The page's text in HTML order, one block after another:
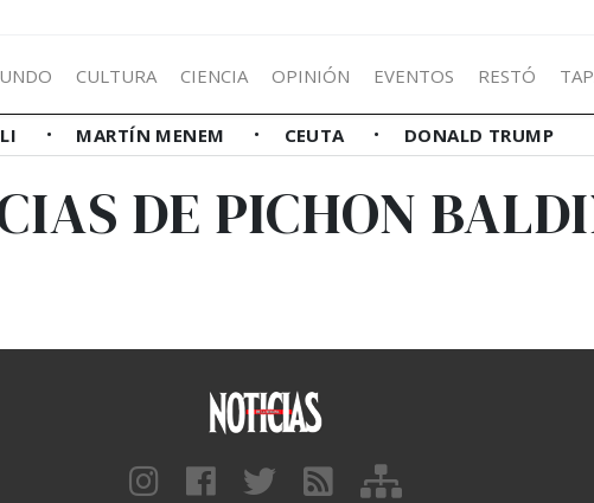
CULTURA CIENCIA OPINIÓN EVENTOS RESTÓ
MARTÍN MENEM CEUTA DONALD TRUMP
DE PICHON